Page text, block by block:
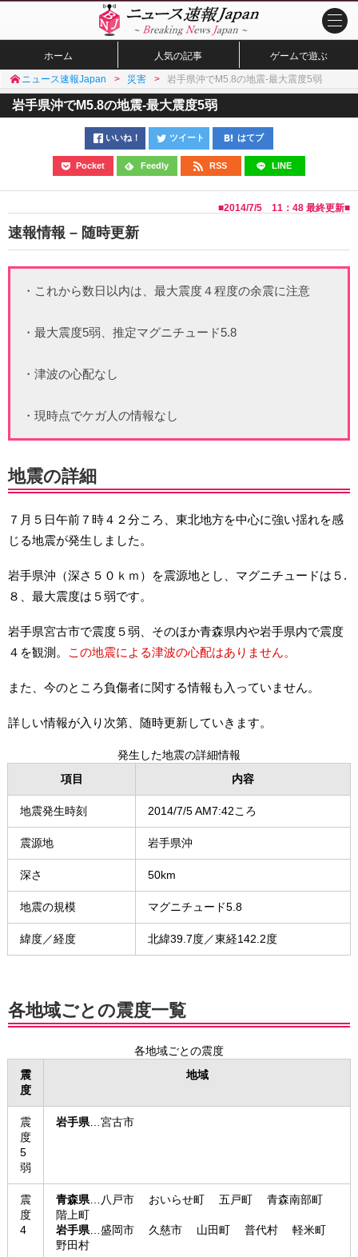
ホーム 人気の記事 ゲームで遊ぶ
ニュース速報Japan 災害 岩手県沖でM5.8の地震-最大震度5弱
岩手県沖でM5.8の地震-最大震度5弱
いいね！ ツイート はてブ
Pocket Feedly RSS LINE
■2014/7/5 11：48 最終更新■
速報情報 – 随時更新
・これから数日以内は、最大震度４程度の余震に注意
・最大震度5弱、推定マグニチュード5.8
・津波の心配なし
・現時点でケガ人の情報なし
地震の詳細
７月５日午前７時４２分ころ、東北地方を中心に強い揺れを感
じる地震が発生しました。
岩手県沖（深さ５０ｋｍ）を震源地とし、マグニチュードは５.
８、最大震度は５弱です。
岩手県宮古市で震度５弱、そのほか青森県内や岩手県内で震度
４を観測。
この地震による津波の心配はありません。
また、今のところ負傷者に関する情報も入っていません。
詳しい情報が入り次第、随時更新していきます。
発生した地震の詳細情報
項目
内容
地震発生時刻 2014/7/5 AM7:42ころ
震源地 岩手県沖
深さ 50km
地震の規模 マグニチュード5.8
緯度／経度 北緯39.7度／東経142.2度
各地域ごとの震度一覧
各地域ごとの震度
震
度
地域
震
度
5
弱
岩手県 …宮古市
震
度
4
青森県 …八戸市 おいらせ町 五戸町 青森南部町
階上町
岩手県 …盛岡市 久慈市 山田町 普代村 軽米町
野田村